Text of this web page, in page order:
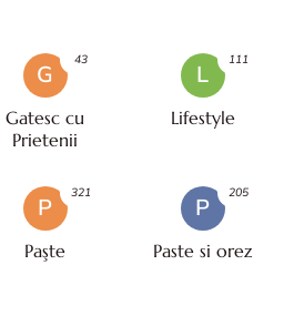
G
Gatesc cu
Prietenii
43
L
Lifestyle
111
P
Paşte
321
P
Paste si orez
205